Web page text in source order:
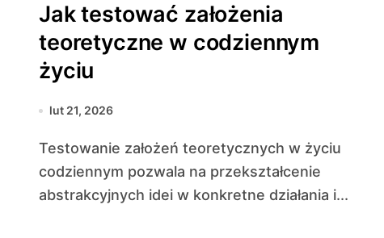
Jak testować założenia
teoretyczne w codziennym
życiu
lut 21, 2026
Testowanie założeń teoretycznych w życiu
codziennym pozwala na przekształcenie
abstrakcyjnych idei w konkretne działania i...